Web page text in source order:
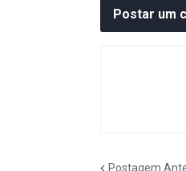
Postar um
Postagem